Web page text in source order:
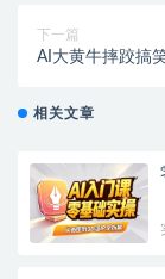
下一篇
AI大黄牛摔跤搞
相关文章